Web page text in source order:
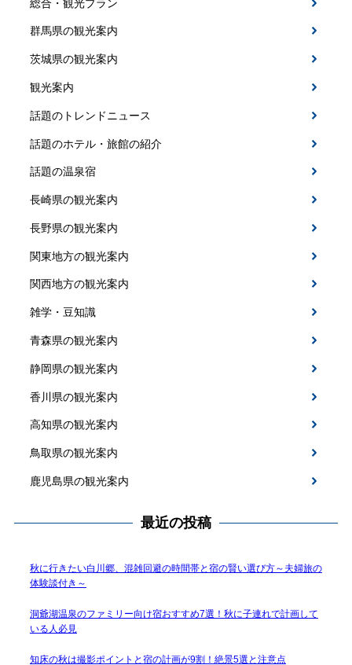
総合・観光プラン
群馬県の観光案内
茨城県の観光案内
観光案内
話題のトレンドニュース
話題のホテル・旅館の紹介
話題の温泉宿
長崎県の観光案内
長野県の観光案内
関東地方の観光案内
関西地方の観光案内
雑学・豆知識
青森県の観光案内
静岡県の観光案内
香川県の観光案内
高知県の観光案内
鳥取県の観光案内
鹿児島県の観光案内
最近の投稿
秋に行きたい白川郷、混雑回避の時間帯と宿の賢い選び方～夫婦旅の
体験談付き～
洞爺湖温泉のファミリー向け宿おすすめ7選！秋に子連れで計画して
いる人必見
知床の秋は撮影ポイントと宿の計画が9割！絶景5選と注意点